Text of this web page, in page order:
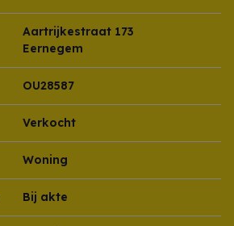
Aartrijkestraat 173
Eernegem
OU28587
Verkocht
Woning
Bij akte